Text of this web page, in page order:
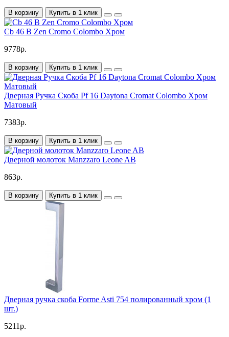
В корзину Купить в 1 клик
Cb 46 B Zen Cromo Colombo Хром
9778р.
В корзину Купить в 1 клик
Дверная Ручка Скоба Pf 16 Daytona Cromat Colombo Хром
Матовый
7383р.
В корзину Купить в 1 клик
Дверной молоток Manzzaro Leone AB
863р.
В корзину Купить в 1 клик
Дверная ручка скоба Forme Asti 754 полированный хром (1
шт.)
5211р.